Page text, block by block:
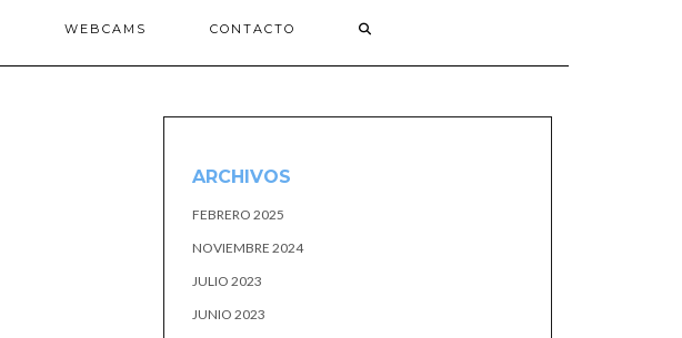
WEBCAMS CONTACTO
ARCHIVOS
FEBRERO 2025
NOVIEMBRE 2024
JULIO 2023
JUNIO 2023